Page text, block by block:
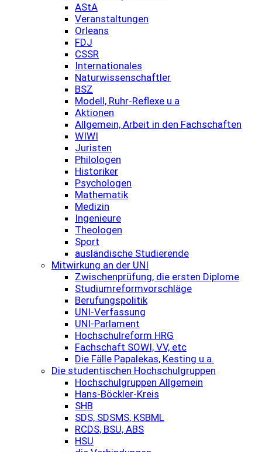
AStA
Veranstaltungen
Orleans
FDJ
CSSR
Internationales
Naturwissenschaftler
BSZ
Modell, Ruhr-Reflexe u.a
Aktionen
Allgemein, Arbeit in den Fachschaften
WIWI
Juristen
Philologen
Historiker
Psychologen
Mathematik
Medizin
Ingenieure
Theologen
Sport
ausländische Studierende
Mitwirkung an der UNI
Zwischenprüfung, die ersten Diplome
Studiumreformvorschläge
Berufungspolitik
UNI-Verfassung
UNI-Parlament
Hochschulreform HRG
Fachschaft SOWI, VV, etc
Die Fälle Papalekas, Kesting u.a.
Die studentischen Hochschulgruppen
Hochschulgruppen Allgemein
Hans-Böckler-Kreis
SHB
SDS, SDSMS, KSBML
RCDS, BSU, ABS
HSU